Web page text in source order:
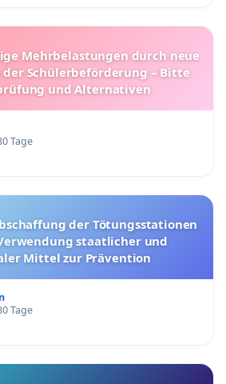
Mehrbelastungen durch neue
Schülerbeförderung – Bitte
und Alternativen
Tage
staatlicher und
Mittel zur Prävention
Tage